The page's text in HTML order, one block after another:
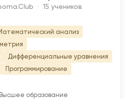
· 15 учеников
анализ
Дифференциальные уравнения
Программирование
образование